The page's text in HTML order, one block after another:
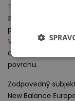
Toe Protect
–
zraneniami
prekážkami, ktoré
Vibram®
dezénom pre
povrchu.
Zodpovedný
New Balance